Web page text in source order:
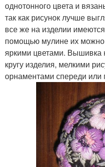
изделиях
однотонного цвета и
так как рисунок лучше
все же на изделии
помощью мулине их можно
яркими цветами. Вышивка
кругу изделия, мелкими
орнаментами спереди или